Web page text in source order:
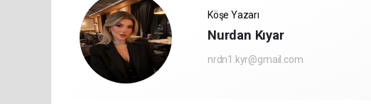
Köşe Yazarı
Nurdan Kıyar
nrdn1.kyr@gmail.com